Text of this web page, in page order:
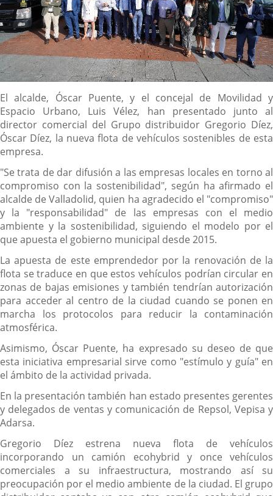
Descripción
El alcalde, Óscar Puente, y el concejal de Movilidad y
Espacio Urbano, Luis Vélez, han presentado junto al
director comercial del Grupo distribuidor Gregorio Díez,
Óscar Díez, la nueva flota de vehículos sostenibles de esta
empresa.
"Se trata de dar difusión a las empresas locales en torno al
compromiso con la sostenibilidad", según ha afirmado el
alcalde de Valladolid, quien ha agradecido el "compromiso"
y la "responsabilidad" de las empresas con el medio
ambiente y la sostenibilidad, siguiendo el modelo por el
que apuesta el gobierno municipal desde 2015.
La apuesta de este emprendedor por la renovación de la
flota se traduce en que estos vehículos podrían circular en
zonas de bajas emisiones y también tendrían autorización
para acceder al centro de la ciudad cuando se ponen en
marcha los protocolos para reducir la contaminación
atmosférica.
Asimismo, Óscar Puente, ha expresado su deseo de que
esta iniciativa empresarial sirve como "estímulo y guía" en
el ámbito de la actividad privada.
En la presentación también han estado presentes gerentes
y delegados de ventas y comunicación de Repsol, Vepisa y
Adarsa.
Gregorio Díez estrena nueva flota de vehículos
incorporando un camión ecohybrid y once vehículos
comerciales a su infraestructura, mostrando así su
preocupación por el medio ambiente de la ciudad. El grupo